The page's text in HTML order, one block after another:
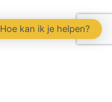
Hoe kan ik je helpen?